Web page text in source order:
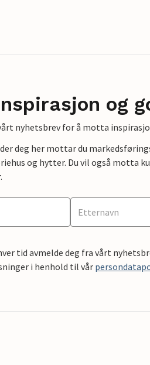
og
nyhetsbrev for å motta
deg her mottar du
og hytter. Du vil også motta
tid avmelde deg fra vårt
i henhold til vår